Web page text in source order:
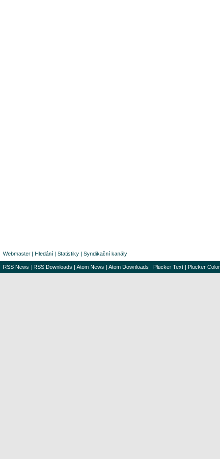
Webmaster | Hledání | Statistiky | Syndikační kanály
RSS News | RSS Downloads | Atom News | Atom Downloads | Plucker Text | Plucker Color